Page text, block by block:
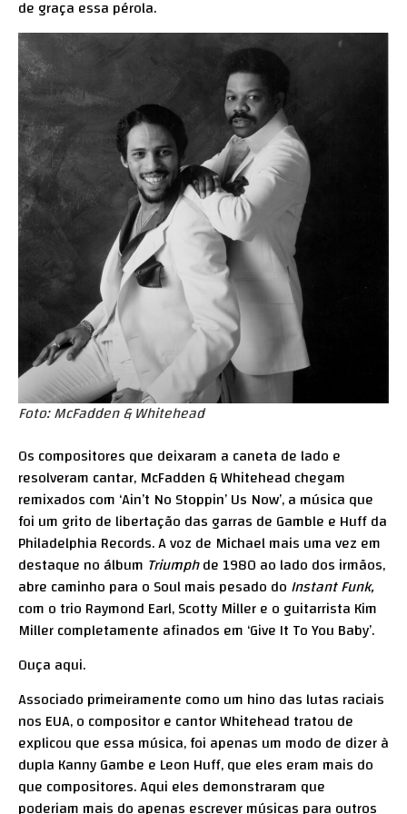
de graça essa pérola.
Foto: McFadden & Whitehead
Os compositores que deixaram a caneta de lado e
resolveram cantar, McFadden & Whitehead chegam
remixados com ‘Ain’t No Stoppin’ Us Now’, a música que
foi um grito de libertação das garras de Gamble e Huff da
Philadelphia Records. A voz de Michael mais uma vez em
destaque no álbum Triumphde 1980 ao lado dos irmãos,
abre caminho para o Soul mais pesado do Instant Funk,
com o trio Raymond Earl, Scotty Miller e o guitarrista Kim
Miller completamente afinados em ‘Give It To You Baby’.
Ouça aqui.
Associado primeiramente como um hino das lutas raciais
nos EUA, o compositor e cantor Whitehead tratou de
explicou que essa música, foi apenas um modo de dizer à
dupla Kanny Gambe e Leon Huff, que eles eram mais do
que compositores. Aqui eles demonstraram que